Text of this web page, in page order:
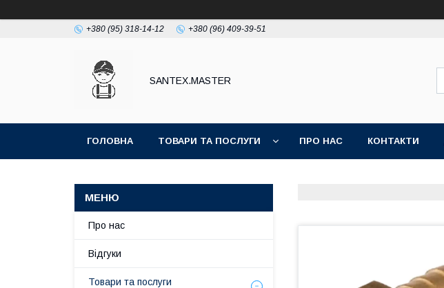
+380 (95) 318-14-12 +380 (96) 409-39-51
SANTEX.MASTER
ГОЛОВНА ТОВАРИ ТА ПОСЛУГИ ПРО НАС КОНТАКТИ
Про нас
Відгуки
Товари та послуги